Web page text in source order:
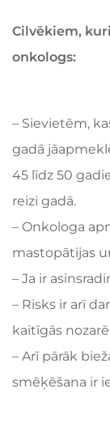
Cilvēkiem,
onkologs:
– Sievietēm,
gadā
45 līdz 50
reizi gadā.
– Onkologa
mastopātijas
– Ja ir
– Risks ir arī
kaitīgās
– Arī pārāk
smēķēšana ir